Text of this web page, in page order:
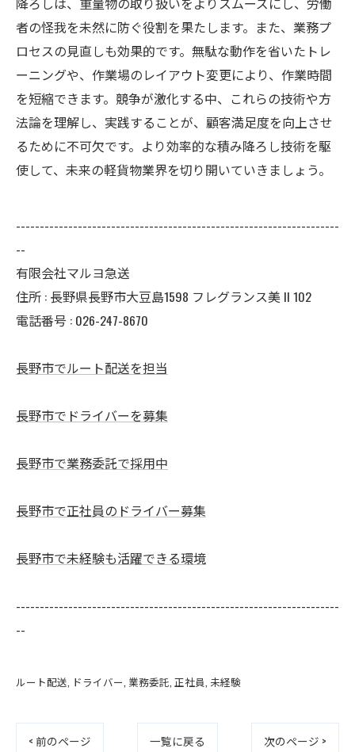
者の怪我を未然に防ぐ役割を果たします。また、業務プ
ロセスの見直しも効果的です。無駄な動作を省いたトレ
ーニングや、作業場のレイアウト変更により、作業時間
を短縮できます。競争が激化する中、これらの技術や方
法論を理解し、実践することが、顧客満足度を向上させ
るために不可欠です。より効率的な積み降ろし技術を駆
使して、未来の軽貨物業界を切り開いていきましょう。
--------------------------------------------------------------------
--
有限会社マルヨ急送
住所 : 長野県長野市大豆島1598 フレグランス美 II 102
電話番号 : 026-247-8670
長野市でルート配送を担当
長野市でドライバーを募集
長野市で業務委託で採用中
長野市で正社員のドライバー募集
長野市で未経験も活躍できる環境
--------------------------------------------------------------------
--
ルート配送 ドライバー 業務委託 正社員 未経験
< 前のページ 一覧に戻る 次のページ >